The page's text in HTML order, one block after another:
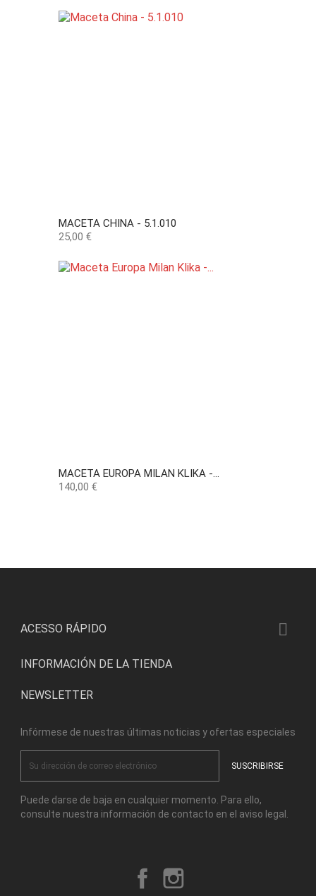
MACETA CHINA - 5.1.010
Precio
25,00 €
MACETA EUROPA MILAN KLIKA -...
Precio
140,00 €
ACESSO RÁPIDO 
INFORMACIÓN DE LA TIENDA
NEWSLETTER
Infórmese de nuestras últimas noticias y ofertas especiales
Puede darse de baja en cualquier momento. Para ello,
consulte nuestra información de contacto en el aviso legal.
Facebook